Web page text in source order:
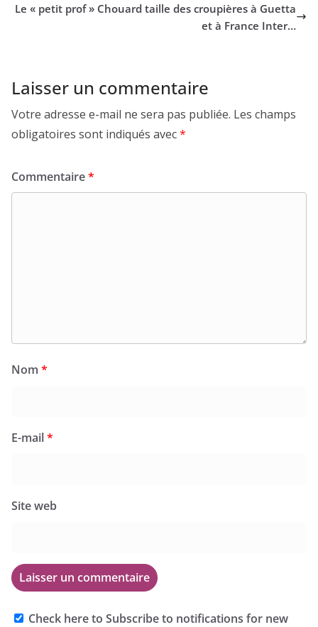
Le « petit prof » Chouard taille des croupières à Guetta
et à France Inter…
Laisser un commentaire
Votre adresse e-mail ne sera pas publiée. Les champs
obligatoires sont indiqués avec*
Commentaire*
Nom *
E-mail*
Site web
Check here to Subscribe to notifications for new